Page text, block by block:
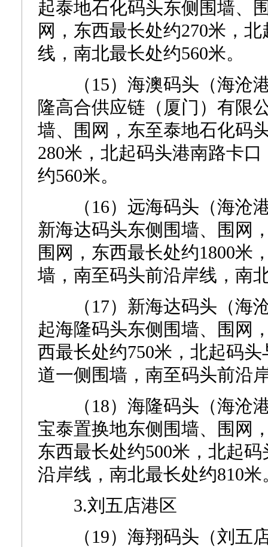
起泰地石化码头东侧围墙、
网，东西最长处约270米，
线，南北最长处约560米。
（15）海澳码头（海沧港
隆高合供应链（厦门）有限
墙、围网，东至泰地石化码
280米，北起码头港南路卡
约560米。
（16）远海码头（海沧港
新海达码头东侧围墙、围网
围网，东西最长处约1800米
墙，南至码头前沿岸线，南
（17）新海达码头（海沧
起海隆码头东侧围墙、围网
西最长处约750米，北起码
道一侧围墙，南至码头前沿
（18）海隆码头（海沧港
宝泰置换地东侧围墙、围网
东西最长处约500米，北起
沿岸线，南北最长处约810米
3.刘五店港区
（19）海翔码头（刘五店